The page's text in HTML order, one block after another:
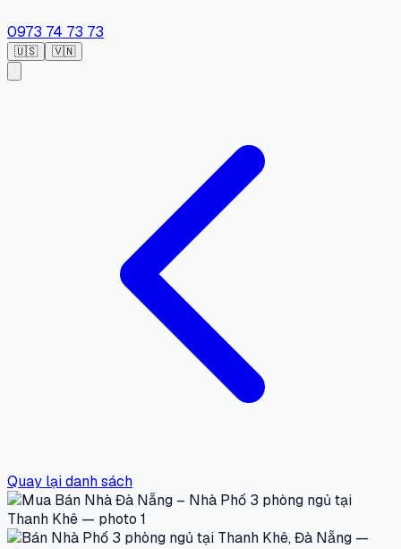
0973 74 73 73
🇺🇸 🇻🇳
Quay lại danh sách